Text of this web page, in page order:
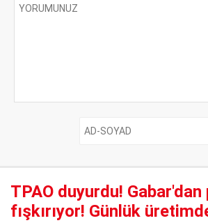
TPAO duyurdu!
fışkırıyor! Günlük